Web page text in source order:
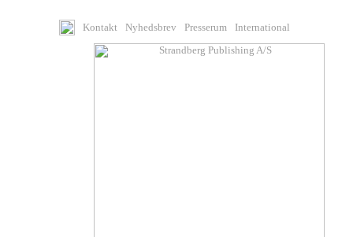
Kontakt Nyhedsbrev Presserum International